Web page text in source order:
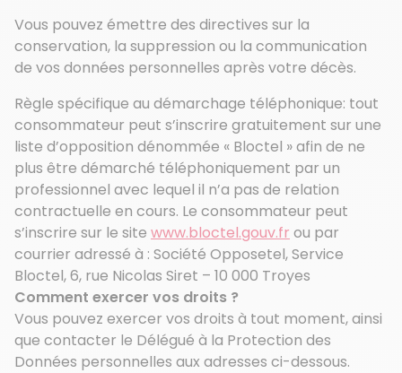
Vous pouvez émettre des directives sur la
conservation, la suppression ou la communication
de vos données personnelles après votre décès.
Règle spécifique au démarchage téléphonique: tout
consommateur peut s’inscrire gratuitement sur une
liste d’opposition dénommée « Bloctel » afin de ne
plus être démarché téléphoniquement par un
professionnel avec lequel il n’a pas de relation
contractuelle en cours. Le consommateur peut
s’inscrire sur le site www.bloctel.gouv.fr ou par
courrier adressé à : Société Opposetel, Service
Bloctel, 6, rue Nicolas Siret – 10 000 Troyes
Comment exercer vos droits ?
Vous pouvez exercer vos droits à tout moment, ainsi
que contacter le Délégué à la Protection des
Données personnelles aux adresses ci-dessous.